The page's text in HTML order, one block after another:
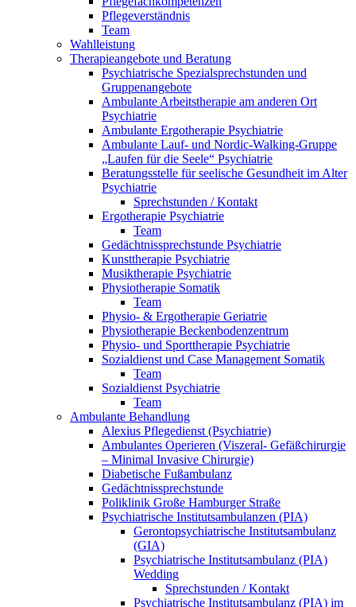
Pflegeverständnis
Team
Wahlleistung
Therapieangebote und Beratung
Psychiatrische Spezialsprechstunden und
Gruppenangebote
Ambulante Arbeitstherapie am anderen Ort
Psychiatrie
Ambulante Ergotherapie Psychiatrie
Ambulante Lauf- und Nordic-Walking-Gruppe
„Laufen für die Seele“ Psychiatrie
Beratungsstelle für seelische Gesundheit im Alter
Psychiatrie
Sprechstunden / Kontakt
Ergotherapie Psychiatrie
Team
Gedächtnissprechstunde Psychiatrie
Kunsttherapie Psychiatrie
Musiktherapie Psychiatrie
Physiotherapie Somatik
Team
Physio- & Ergotherapie Geriatrie
Physiotherapie Beckenbodenzentrum
Physio- und Sporttherapie Psychiatrie
Sozialdienst und Case Management Somatik
Team
Sozialdienst Psychiatrie
Team
Ambulante Behandlung
Alexius Pflegedienst (Psychiatrie)
Ambulantes Operieren (Viszeral- Gefäßchirurgie
– Minimal Invasive Chirurgie)
Diabetische Fußambulanz
Gedächtnissprechstunde
Poliklinik Große Hamburger Straße
Psychiatrische Institutsambulanzen (PIA)
Gerontopsychiatrische Institutsambulanz
(GIA)
Psychiatrische Institutsambulanz (PIA)
Wedding
Sprechstunden / Kontakt
Psychiatrische Institutsambulanz (PIA) im